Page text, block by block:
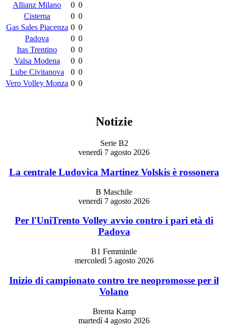
Allianz Milano
0 0
Cisterna
0 0
Gas Sales Piacenza 0 0
Padova
0 0
Itas Trentino
0 0
Valsa Modena
0 0
Lube Civitanova
0 0
Vero Volley Monza 0 0
Notizie
Serie B2
venerdì 7 agosto 2026
La centrale Ludovica Martinez Volskis è rossonera
B Maschile
venerdì 7 agosto 2026
Per l'UniTrento Volley avvio contro i pari età di
Padova
B1 Femminile
mercoledì 5 agosto 2026
Inizio di campionato contro tre neopromosse per il
Volano
Brenta Kamp
martedì 4 agosto 2026